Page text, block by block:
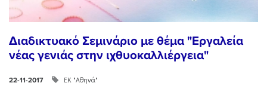
Διαδικτυακό Σεμινάριο με θέμα "Εργαλεία
νέας γενιάς στην ιχθυοκαλλιέργεια"
22-11-2017 ΕΚ "Αθηνά"